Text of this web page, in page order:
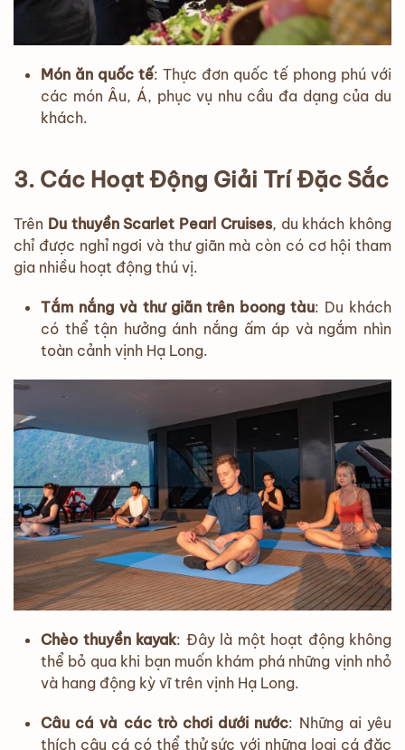
Món ăn quốc tế: Thực đơn quốc tế phong phú với
các món Âu, Á, phục vụ nhu cầu đa dạng của du
khách.
3. Các Hoạt Động Giải Trí Đặc Sắc
Trên Du thuyền Scarlet Pearl Cruises, du khách không
chỉ được nghỉ ngơi và thư giãn mà còn có cơ hội tham
gia nhiều hoạt động thú vị.
Tắm nắng và thư giãn trên boong tàu: Du khách
có thể tận hưởng ánh nắng ấm áp và ngắm nhìn
toàn cảnh vịnh Hạ Long.
Chèo thuyền kayak: Đây là một hoạt động không
thể bỏ qua khi bạn muốn khám phá những vịnh nhỏ
và hang động kỳ vĩ trên vịnh Hạ Long.
Câu cá và các trò chơi dưới nước: Những ai yêu
thích câu cá có thể thử sức với những loại cá đặc